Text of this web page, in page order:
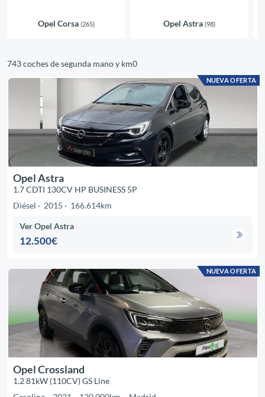
Opel Corsa (265) Opel Astra (98)
743 coches de segunda mano y km0
NUEVA OFERTA
Opel Astra
1.7 CDTI 130CV HP BUSINESS 5P
Diésel
2015 166.614km
Ver Opel Astra
12.500€
NUEVA OFERTA
Opel Crossland
1.2 81kW (110CV) GS Line